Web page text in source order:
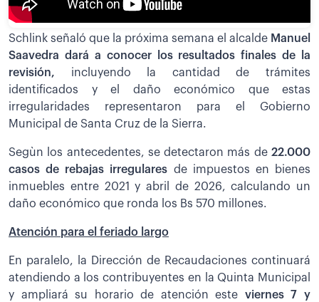
Schlink señaló que la próxima semana el alcalde Manuel
Saavedra dará a conocer los resultados finales de la
revisión, incluyendo la cantidad de trámites
identificados y el daño económico que estas
irregularidades representaron para el Gobierno
Municipal de Santa Cruz de la Sierra.
Segùn los antecedentes, se detectaron más de22.000
casos de rebajas irregulares de impuestos en bienes
inmuebles entre 2021 y abril de 2026, calculando un
daño económico que ronda los Bs 570 millones.
Atención para el feriado largo
En paralelo, la Dirección de Recaudaciones continuará
atendiendo a los contribuyentes en la Quinta Municipal
y ampliará su horario de atención este viernes 7 y